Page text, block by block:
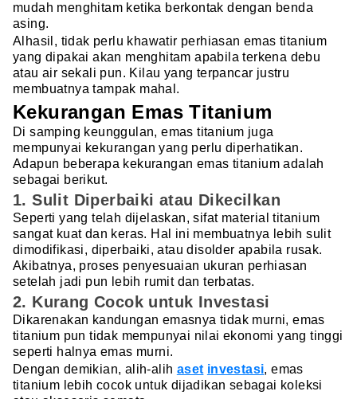
mudah menghitam ketika berkontak dengan benda
asing.
Alhasil, tidak perlu khawatir perhiasan emas titanium
yang dipakai akan menghitam apabila terkena debu
atau air sekali pun. Kilau yang terpancar justru
membuatnya tampak mahal.
Kekurangan Emas Titanium
Di samping keunggulan, emas titanium juga
mempunyai kekurangan yang perlu diperhatikan.
Adapun beberapa kekurangan emas titanium adalah
sebagai berikut.
1. Sulit Diperbaiki atau Dikecilkan
Seperti yang telah dijelaskan, sifat material titanium
sangat kuat dan keras. Hal ini membuatnya lebih sulit
dimodifikasi, diperbaiki, atau disolder apabila rusak.
Akibatnya, proses penyesuaian ukuran perhiasan
setelah jadi pun lebih rumit dan terbatas.
2. Kurang Cocok untuk Investasi
Dikarenakan kandungan emasnya tidak murni, emas
titanium pun tidak mempunyai nilai ekonomi yang tinggi
seperti halnya emas murni.
Dengan demikian, alih-alih aset investasi, emas
titanium lebih cocok untuk dijadikan sebagai koleksi